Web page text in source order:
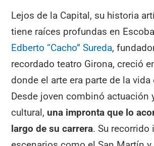
Lejos de la Capital, su historia
tiene raíces profundas en
Edberto “Cacho” Sureda,
recordado teatro Girona, creció
donde el arte era parte de la
Desde joven combinó actuación
cultural, una impronta que lo
largo de su carrera. Su recorrido